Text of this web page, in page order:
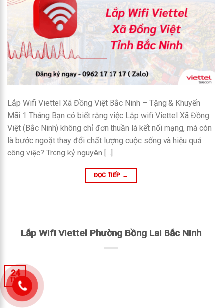
Lắp Wifi Viettel Xã Đồng Việt Bắc Ninh – Tặng & Khuyến
Mãi 1 Tháng Bạn có biết rằng việc Lắp wifi Viettel Xã Đồng
Việt (Bắc Ninh) không chỉ đơn thuần là kết nối mạng, mà còn
là bước ngoặt thay đổi chất lượng cuộc sống và hiệu quả
công việc? Trong kỷ nguyên […]
ĐỌC TIẾP →
Lắp Wifi Viettel Phường Bồng Lai Bắc Ninh
24
Th1